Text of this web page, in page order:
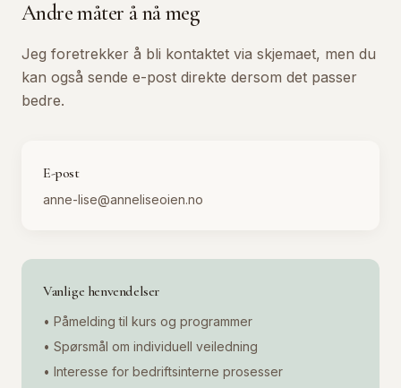
Andre måter å nå meg
Jeg foretrekker å bli kontaktet via skjemaet, men du
kan også sende e-post direkte dersom det passer
bedre.
E-post
anne-lise@anneliseoien.no
Vanlige henvendelser
• Påmelding til kurs og programmer
• Spørsmål om individuell veiledning
• Interesse for bedriftsinterne prosesser